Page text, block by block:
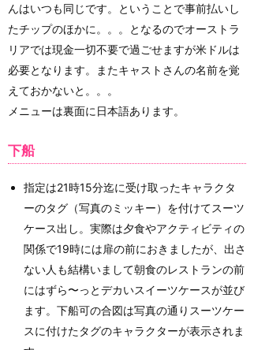
んはいつも同じです。ということで事前払いし
たチップのほかに。。。となるのでオーストラ
リアでは現金一切不要で過ごせますが米ドルは
必要となります。またキャストさんの名前を覚
えておかないと。。。
メニューは裏面に日本語あります。
下船
指定は21時15分迄に受け取ったキャラクタ
ーのタグ（写真のミッキー）を付けてスーツ
ケース出し。実際は夕食やアクティビティの
関係で19時には扉の前におきましたが、出さ
ない人も結構いまして朝食のレストランの前
にはずら〜っとデカいスイーツケースが並び
ます。下船可の合図は写真の通りスーツケー
スに付けたタグのキャラクターが表示されま